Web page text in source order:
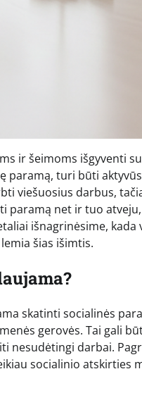
ir šeimoms išgyventi
paramą, turi būti
viešuosius darbus,
paramą net ir tuo
išnagrinėsime, kada
šias išimtis.
skatinti socialinės
gerovės. Tai gali
nesudėtingi darbai.
socialinio atskirties